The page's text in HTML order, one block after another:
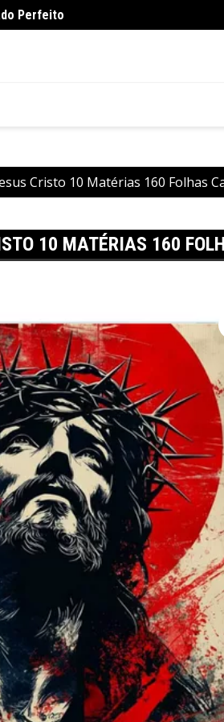
Perfeito
Cristo 10 Matérias 160 Folhas
10 MATÉRIAS 160